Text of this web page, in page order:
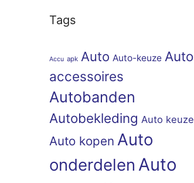
Tags
Accu apk Auto Auto-keuze Auto
accessoires
Autobanden
Autobekleding Auto keuze
Auto kopen Auto
onderdelen Auto